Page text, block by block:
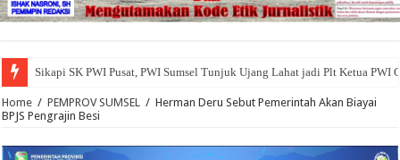
Sikapi SK PWI Pusat, PWI Sumsel Tunjuk Ujang Lahat jadi Plt Ketua PWI
Home / PEMPROV SUMSEL / Herman Deru Sebut Pemerintah Akan Biayai
BPJS Pengrajin Besi